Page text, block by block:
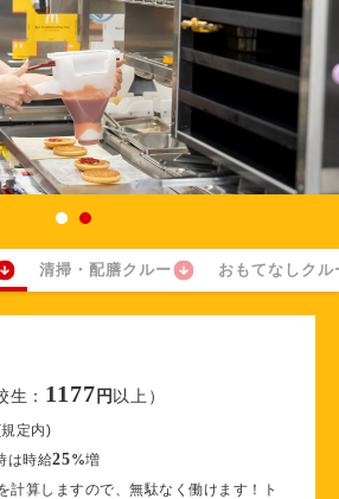
清掃・配膳クルー おもてなしクル
生： 1177 円 以上）
定内)
は時給25%増
計算しますので、無駄なく働けます！ト